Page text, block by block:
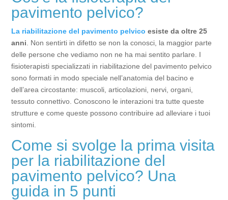
pavimento pelvico?
La riabilitazione del pavimento pelvico esiste da oltre 25
anni . Non sentirti in difetto se non la conosci, la maggior parte
delle persone che vediamo non ne ha mai sentito parlare. I
fisioterapisti specializzati in riabilitazione del pavimento pelvico
sono formati in modo speciale nell’anatomia del bacino e
dell’area circostante: muscoli, articolazioni, nervi, organi,
tessuto connettivo. Conoscono le interazioni tra tutte queste
strutture e come queste possono contribuire ad alleviare i tuoi
sintomi.
Come si svolge la prima visita
per la riabilitazione del
pavimento pelvico? Una
guida in 5 punti